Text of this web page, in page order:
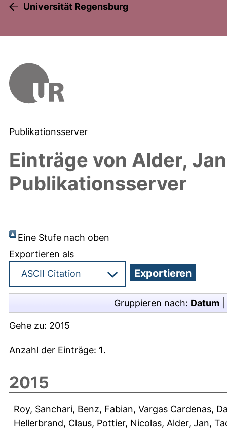
Universität Regensburg
Publikationsserver
Einträge von Alder, Jan
Publikationsserver
Eine Stufe nach oben
Exportieren als
Gruppieren nach: Datum
Gehe zu: 2015
Anzahl der Einträge: 1.
2015
Roy, Sanchari, Benz, Fabian, Vargas Cardenas,
Hellerbrand, Claus, Pottier, Nicolas, Alder, Jan,